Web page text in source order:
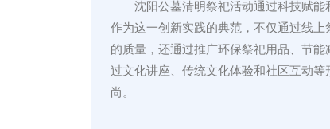
沈阳公墓清明祭祀活动通过科技赋
作为这一创新实践的典范，不仅通过线
的质量，还通过推广环保祭祀用品、节
过文化讲座、传统文化体验和社区互动
尚。